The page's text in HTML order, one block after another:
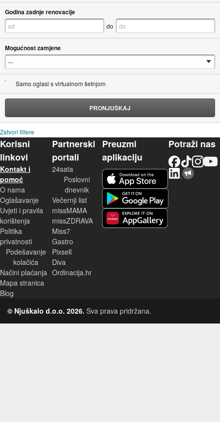
Godina zadnje renovacije
do
Mogućnost zamjene
Samo oglasi s virtualnom šetnjom
PRONJUŠKAJ
Zatvori filtere
Korisni
linkovi
Kontakt i
pomoć
O nama
Oglašavanje
Uvjeti i pravila
korištenja
Politika
privatnosti
Podešavanje
kolačića
Načini plaćanja
Mapa stranica
Blog
Partnerski
portali
24sata
Poslovni
dnevnik
Večernji list
missMAMA
missZDRAVA
Miss7
Gastro
Pixsell
Diva
Ordinacija.hr
Preuzmi
aplikaciju
Potraži nas
© Njuškalo d.o.o. 2026. Sva prava pridržana.